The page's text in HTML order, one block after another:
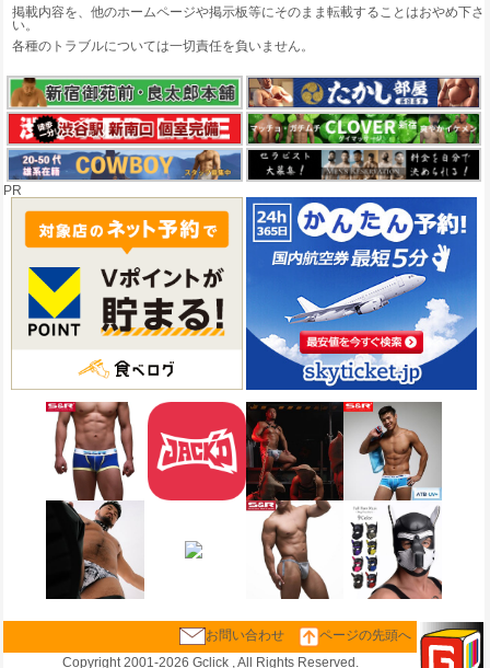
掲載内容を、他のホームページや掲示板等にそのまま転載することはおやめ下さ
い。
各種のトラブルについては一切責任を負いません。
PR
お問い合わせ
ページの先頭へ
Copyright 2001-2026 Gclick , All Rights Reserved.